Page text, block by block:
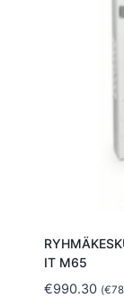
IT M65
€990.30 (€